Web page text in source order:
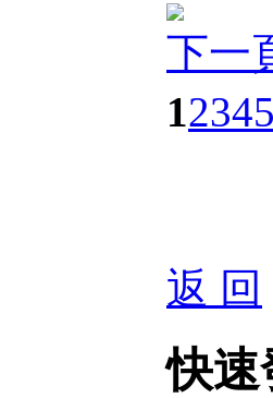
下一
12345
返 回
快速